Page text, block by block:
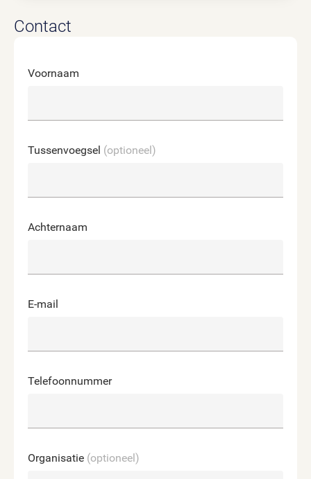
Contact
Voornaam
Tussenvoegsel (optioneel)
Achternaam
E-mail
Telefoonnummer
Organisatie (optioneel)